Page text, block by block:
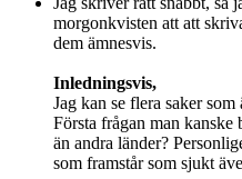
morgonkvisten att att
dem ämnesvis.
Inledningsvis,
Jag kan se flera saker
Första frågan man kanske
än andra länder?
som framstår som sjukt